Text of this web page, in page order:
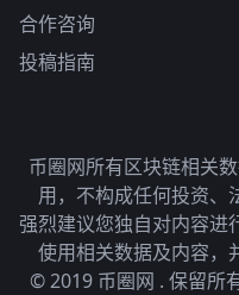
合作咨询
投稿指南
币圈网所有区块链相关
用，不构成任何投资、
强烈建议您独自对内容进
使用相关数据及内容，
© 2019 币圈网 . 保留所